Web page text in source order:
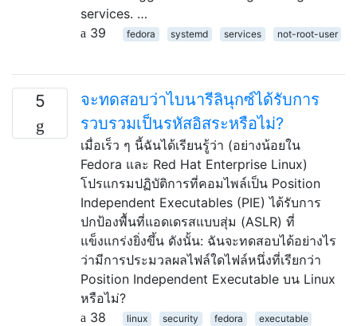
services. …
39
fedora systemd services not-root-user
5
จะทดสอบว่าไบนารีลินุกซ์ได้รับการ
รวบรวมเป็นรหัสอิสระหรือไม่?
เมื่อเร็ว ๆ นี้ฉันได้เรียนรู้ว่า (อย่างน้อยใน
Fedora และ Red Hat Enterprise Linux)
โปรแกรมปฏิบัติการที่คอมไพล์เป็น Position
Independent Executables (PIE) ได้รับการ
ปกป้องพื้นที่แอดเดรสแบบสุ่ม (ASLR) ที่
แข็งแกร่งยิ่งขึ้น ดังนั้น: ฉันจะทดสอบได้อย่างไร
ว่ามีการประมวลผลไฟล์ใดไฟล์หนึ่งที่เรียกว่า
Position Independent Executable บน Linux
หรือไม่?
38
linux security fedora executable